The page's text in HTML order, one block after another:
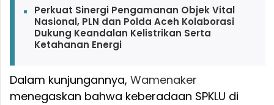
Perkuat Sinergi Pengamanan Objek Vital
Nasional, PLN dan Polda Aceh Kolaborasi
Dukung Keandalan Kelistrikan Serta
Ketahanan Energi
Dalam kunjungannya, Wamenaker
menegaskan bahwa keberadaan SPKLU di